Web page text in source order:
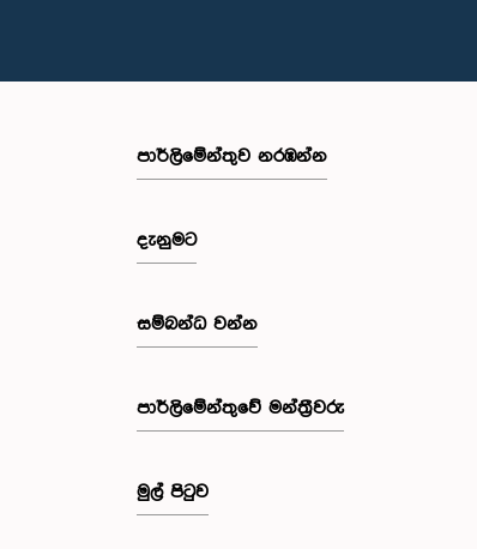
පාර්ලි‌මේන්තුව නරඹන්න
දැනුමට
සම්බන්ධ වන්න
පාර්ලි‌මේන්තුවේ මන්ත්‍රීවරු
මුල් පිටුව